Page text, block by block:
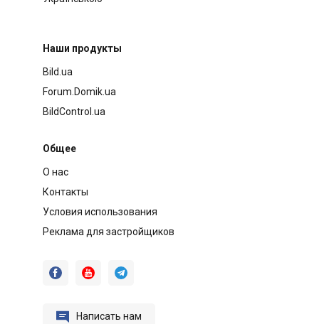
Наши продукты
Bild.ua
Forum.Domik.ua
BildControl.ua
Общее
О нас
Контакты
Условия использования
Реклама для застройщиков
  
 Написать нам